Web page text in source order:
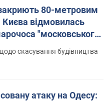
80-метровим
відмовилась
"московського
скасування будівництва
атаку на Одесу: